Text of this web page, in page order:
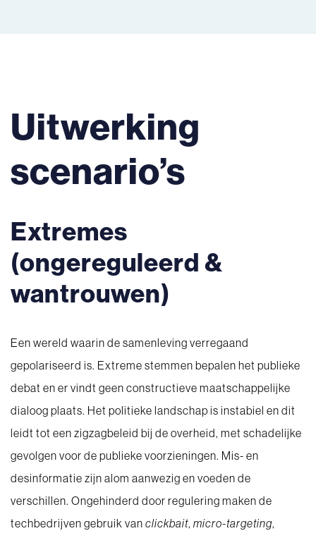
Uitwerking
scenario’s
Extremes
(ongereguleerd &
wantrouwen)
Een wereld waarin de samenleving verregaand
gepolariseerd is. Extreme stemmen bepalen het publieke
debat en er vindt geen constructieve maatschappelijke
dialoog plaats. Het politieke landschap is instabiel en dit
leidt tot een zigzagbeleid bij de overheid, met schadelijke
gevolgen voor de publieke voorzieningen. Mis- en
desinformatie zijn alom aanwezig en voeden de
verschillen. Ongehinderd door regulering maken de
techbedrijven gebruik van clickbait, micro-targeting,